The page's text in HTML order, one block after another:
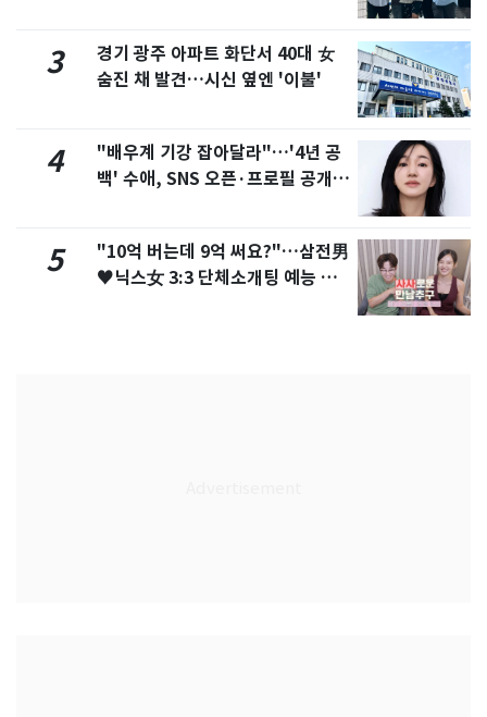
3
경기 광주 아파트 화단서 40대 女
숨진 채 발견…시신 옆엔 '이불'
4
"배우계 기강 잡아달라"…'4년 공
백' 수애, SNS 오픈·프로필 공개
5
"10억 버는데 9억 써요?"…삼전男
♥닉스女 3:3 단체소개팅 예능 화